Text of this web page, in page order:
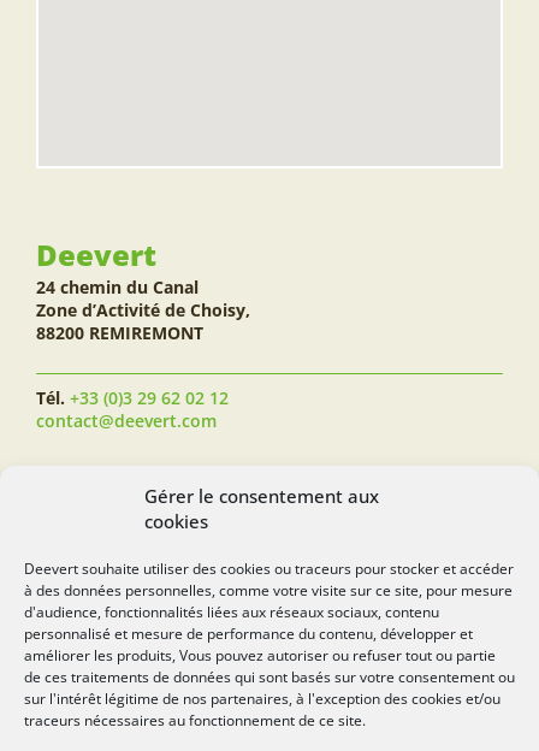
Gérer le consentement aux
cookies
Deevert souhaite utiliser des cookies ou traceurs pour stocker et accéder
à des données personnelles, comme votre visite sur ce site, pour mesure
d'audience, fonctionnalités liées aux réseaux sociaux, contenu
personnalisé et mesure de performance du contenu, développer et
améliorer les produits, Vous pouvez autoriser ou refuser tout ou partie
de ces traitements de données qui sont basés sur votre consentement ou
sur l'intérêt légitime de nos partenaires, à l'exception des cookies et/ou
traceurs nécessaires au fonctionnement de ce site.
Deevert
24 chemin du Canal
Zone d’Activité de Choisy,
88200 REMIREMONT
Tél. +33 (0)3 29 62 02 12
contact@deevert.com
SUIVEZ-NOUS...
deevert.com